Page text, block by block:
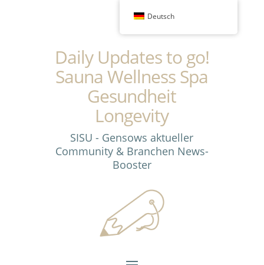
Daily Updates to go!
Sauna Wellness Spa
Gesundheit
Longevity
SISU - Gensows aktueller
Community & Branchen News-
Booster
Deutsch